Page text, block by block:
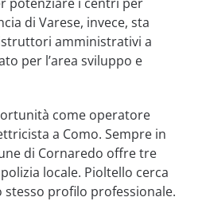
di Varese, invece, sta
amministrativi a
per l’area sviluppo e
come operatore
a Como. Sempre in
di Cornaredo offre tre
locale. Pioltello cerca
stesso profilo professionale.